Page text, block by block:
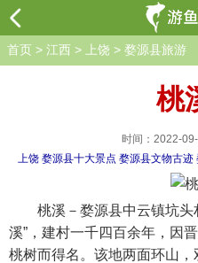
首页 > 江西 > 上饶 > 婺源县旅游
桃
时间：2022-
上饶 婺源县十大景点 婺源县文物古迹
桃溪－婺源县中云镇坑头
溪”，建村一千四百余年，因
桃树而得名。该地两面环山，